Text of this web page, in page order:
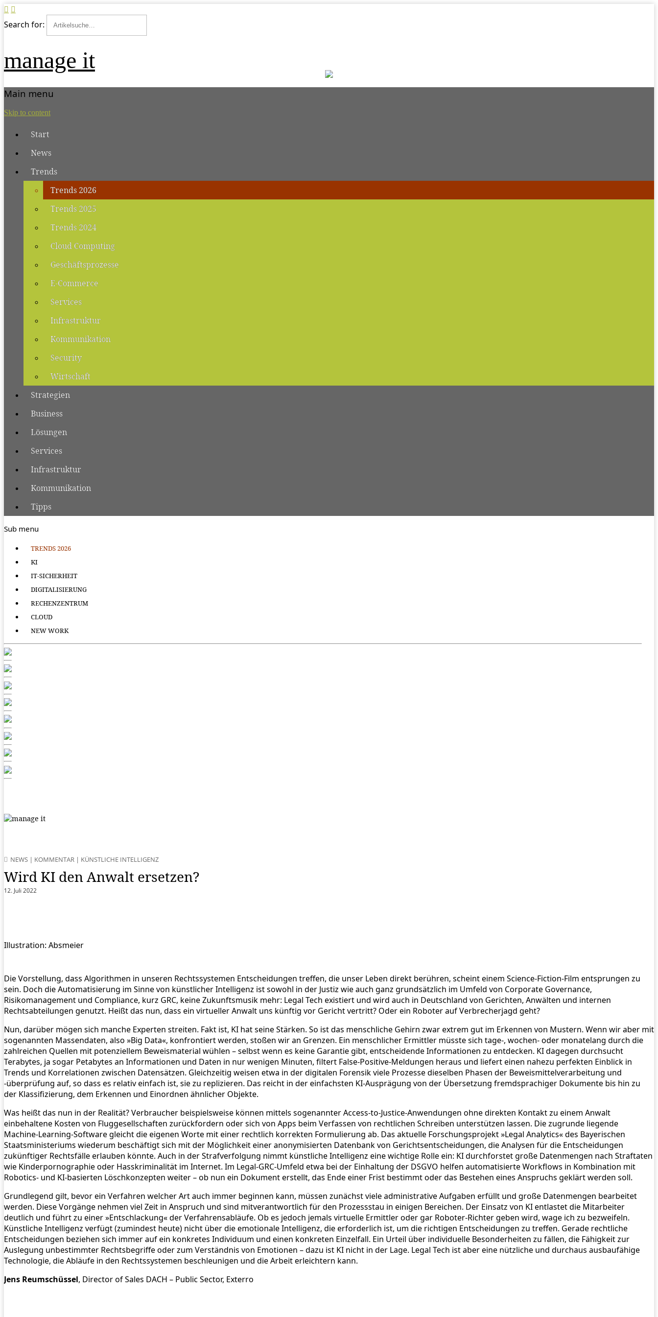
Search for:
manage it
Main menu
Skip to content
Start
News
Trends
Trends 2026
Trends 2025
Trends 2024
Cloud Computing
Geschäftsprozesse
E-Commerce
Services
Infrastruktur
Kommunikation
Security
Wirtschaft
Strategien
Business
Lösungen
Services
Infrastruktur
Kommunikation
Tipps
Sub menu
TRENDS 2026
KI
IT-SICHERHEIT
DIGITALISIERUNG
RECHENZENTRUM
CLOUD
NEW WORK
NEWS | KOMMENTAR | KÜNSTLICHE INTELLIGENZ
Wird KI den Anwalt ersetzen?
12. Juli 2022
Illustration: Absmeier
Die Vorstellung, dass Algorithmen in unseren Rechtssystemen Entscheidungen treffen, die unser Leben direkt berühren, scheint einem Science-Fiction-Film entsprungen zu
sein. Doch die Automatisierung im Sinne von künstlicher Intelligenz ist sowohl in der Justiz wie auch ganz grundsätzlich im Umfeld von Corporate Governance,
Risikomanagement und Compliance, kurz GRC, keine Zukunftsmusik mehr: Legal Tech existiert und wird auch in Deutschland von Gerichten, Anwälten und internen
Rechtsabteilungen genutzt. Heißt das nun, dass ein virtueller Anwalt uns künftig vor Gericht vertritt? Oder ein Roboter auf Verbrecherjagd geht?
Nun, darüber mögen sich manche Experten streiten. Fakt ist, KI hat seine Stärken. So ist das menschliche Gehirn zwar extrem gut im Erkennen von Mustern. Wenn wir aber mit
sogenannten Massendaten, also »Big Data«, konfrontiert werden, stoßen wir an Grenzen. Ein menschlicher Ermittler müsste sich tage-, wochen- oder monatelang durch die
zahlreichen Quellen mit potenziellem Beweismaterial wühlen – selbst wenn es keine Garantie gibt, entscheidende Informationen zu entdecken. KI dagegen durchsucht
Terabytes, ja sogar Petabytes an Informationen und Daten in nur wenigen Minuten, filtert False-Positive-Meldungen heraus und liefert einen nahezu perfekten Einblick in
Trends und Korrelationen zwischen Datensätzen. Gleichzeitig weisen etwa in der digitalen Forensik viele Prozesse dieselben Phasen der Beweismittelverarbeitung und
-überprüfung auf, so dass es relativ einfach ist, sie zu replizieren. Das reicht in der einfachsten KI-Ausprägung von der Übersetzung fremdsprachiger Dokumente bis hin zu
der Klassifizierung, dem Erkennen und Einordnen ähnlicher Objekte.
Was heißt das nun in der Realität? Verbraucher beispielsweise können mittels sogenannter Access-to-Justice-Anwendungen ohne direkten Kontakt zu einem Anwalt
einbehaltene Kosten von Fluggesellschaften zurückfordern oder sich von Apps beim Verfassen von rechtlichen Schreiben unterstützen lassen. Die zugrunde liegende
Machine-Learning-Software gleicht die eigenen Worte mit einer rechtlich korrekten Formulierung ab. Das aktuelle Forschungsprojekt »Legal Analytics« des Bayerischen
Staatsministeriums wiederum beschäftigt sich mit der Möglichkeit einer anonymisierten Datenbank von Gerichtsentscheidungen, die Analysen für die Entscheidungen
zukünftiger Rechtsfälle erlauben könnte. Auch in der Strafverfolgung nimmt künstliche Intelligenz eine wichtige Rolle ein: KI durchforstet große Datenmengen nach Straftaten
wie Kinderpornographie oder Hasskriminalität im Internet. Im Legal-GRC-Umfeld etwa bei der Einhaltung der DSGVO helfen automatisierte Workflows in Kombination mit
Robotics- und KI-basierten Löschkonzepten weiter – ob nun ein Dokument erstellt, das Ende einer Frist bestimmt oder das Bestehen eines Anspruchs geklärt werden soll.
Grundlegend gilt, bevor ein Verfahren welcher Art auch immer beginnen kann, müssen zunächst viele administrative Aufgaben erfüllt und große Datenmengen bearbeitet
werden. Diese Vorgänge nehmen viel Zeit in Anspruch und sind mitverantwortlich für den Prozessstau in einigen Bereichen. Der Einsatz von KI entlastet die Mitarbeiter
deutlich und führt zu einer »Entschlackung« der Verfahrensabläufe. Ob es jedoch jemals virtuelle Ermittler oder gar Roboter-Richter geben wird, wage ich zu bezweifeln.
Künstliche Intelligenz verfügt (zumindest heute) nicht über die emotionale Intelligenz, die erforderlich ist, um die richtigen Entscheidungen zu treffen. Gerade rechtliche
Entscheidungen beziehen sich immer auf ein konkretes Individuum und einen konkreten Einzelfall. Ein Urteil über individuelle Besonderheiten zu fällen, die Fähigkeit zur
Auslegung unbestimmter Rechtsbegriffe oder zum Verständnis von Emotionen – dazu ist KI nicht in der Lage. Legal Tech ist aber eine nützliche und durchaus ausbaufähige
Technologie, die Abläufe in den Rechtssystemen beschleunigen und die Arbeit erleichtern kann.
Jens Reumschüssel, Director of Sales DACH – Public Sector, Exterro